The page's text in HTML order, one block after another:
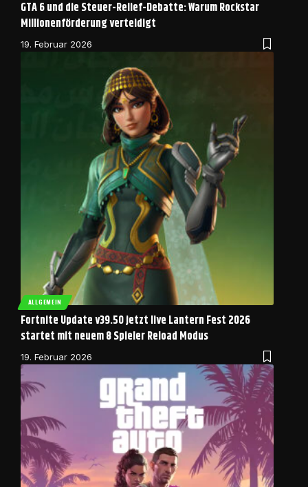
GTA 6 und die Steuer-Relief-Debatte: Warum Rockstar
Millionenförderung verteidigt
19. Februar 2026
ALLGEMEIN
Fortnite Update v39.50 jetzt live Lantern Fest 2026
startet mit neuem 8 Spieler Reload Modus
19. Februar 2026